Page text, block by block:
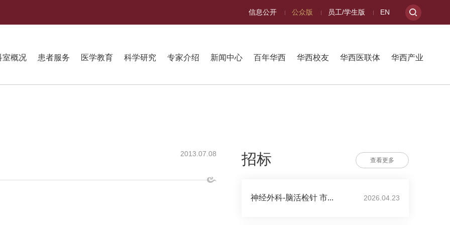
信息公开 公众版 员工/学生版 EN
室概况 患者服务 医学教育 科学研究 专家介绍 新闻中心 百年华西 华西校友 华西医联体 华西产业
2013.07.08 招标 查看更多
神经外科-脑活检针 市... 2026.04.23